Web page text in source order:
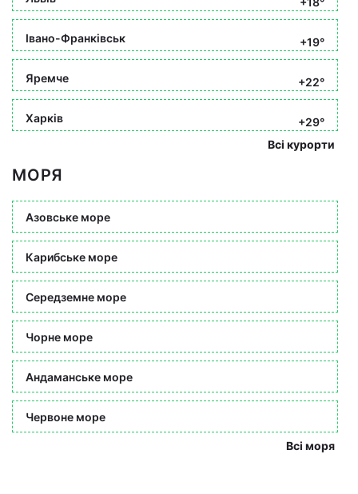
Івано-Франківськ +19°
Яремче +22°
Харків
+29°
Всі курорти
МОРЯ
Азовське море
Карибське море
Середземне море
Чорне море
Андаманське море
Червоне море
Всі моря